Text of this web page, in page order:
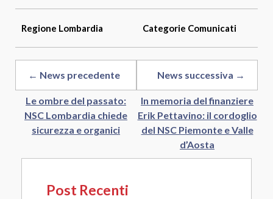
Regione Lombardia Categorie Comunicati
← News precedente
Le ombre del passato:
NSC Lombardia chiede
sicurezza e organici
News successiva →
In memoria del finanziere
Erik Pettavino: il cordoglio
del NSC Piemonte e Valle
d’Aosta
Post Recenti